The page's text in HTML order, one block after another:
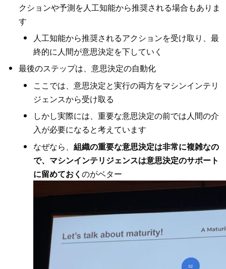
クションや予測を人工知能から推奨される場合もありま
す
人工知能から推奨されるアクションを受け取り、最
終的に人間が意思決定を下していく
最後のステップは、意思決定の自動化
ここでは、意思決定と実行の両方をマシンインテリ
ジェンスから受け取る
しかし実際には、重要な意思決定の前では人間の介
入が必要になると考えています
なぜなら、 組織の重要な意思決定は非常に複雑なの
で、マシンインテリジェンスは意思決定のサポート
に留めておく のがベター